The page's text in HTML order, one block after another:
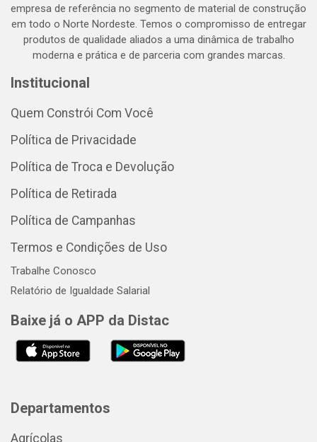
empresa de referência no segmento de material de construção
em todo o Norte Nordeste. Temos o compromisso de entregar
produtos de qualidade aliados a uma dinâmica de trabalho
moderna e prática e de parceria com grandes marcas.
Institucional
Quem Constrói Com Você
Política de Privacidade
Política de Troca e Devolução
Política de Retirada
Política de Campanhas
Termos e Condições de Uso
Trabalhe Conosco
Relatório de Igualdade Salarial
Baixe já o APP da Distac
Departamentos
Agrícolas